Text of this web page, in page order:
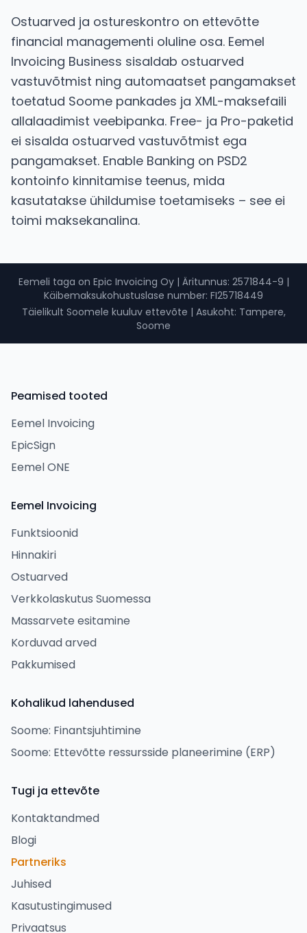
Ostuarved ja ostureskontro on ettevõtte
financial managementi oluline osa. Eemel
Invoicing Business sisaldab ostuarved
vastuvõtmist ning automaatset pangamakset
toetatud Soome pankades ja XML-maksefaili
allalaadimist veebipanka. Free- ja Pro-paketid
ei sisalda ostuarved vastuvõtmist ega
pangamakset. Enable Banking on PSD2
kontoinfo kinnitamise teenus, mida
kasutatakse ühildumise toetamiseks – see ei
toimi maksekanalina.
Eemeli taga on Epic Invoicing Oy| Äritunnus: 2571844-9 |
Käibemaksukohustuslase number: FI25718449
Täielikult Soomele kuuluv ettevõte | Asukoht: Tampere,
Soome
Peamised tooted
Eemel Invoicing
EpicSign
Eemel ONE
Eemel Invoicing
Funktsioonid
Hinnakiri
Ostuarved
Verkkolaskutus Suomessa
Massarvete esitamine
Korduvad arved
Pakkumised
Kohalikud lahendused
Soome: Finantsjuhtimine
Soome: Ettevõtte ressursside planeerimine (ERP)
Tugi ja ettevõte
Kontaktandmed
Blogi
Partneriks
Juhised
Kasutustingimused
Privaatsus